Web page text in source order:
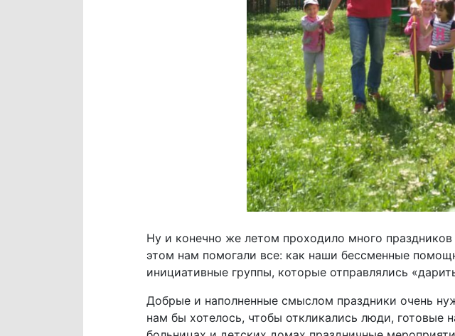
Ну и конечно же летом проходило много
этом нам помогали все: как наши бессменные
инициативные группы, которые отправлялись
Добрые и наполненные смыслом праздники очень
нам бы хотелось, чтобы откликались люди, готовые